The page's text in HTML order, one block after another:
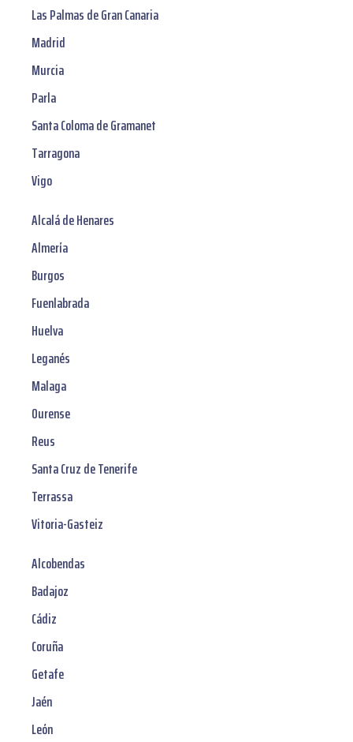
Las Palmas de Gran Canaria
Madrid
Murcia
Parla
Santa Coloma de Gramanet
Tarragona
Vigo
Alcalá de Henares
Almería
Burgos
Fuenlabrada
Huelva
Leganés
Malaga
Ourense
Reus
Santa Cruz de Tenerife
Terrassa
Vitoria-Gasteiz
Alcobendas
Badajoz
Cádiz
Coruña
Getafe
Jaén
León